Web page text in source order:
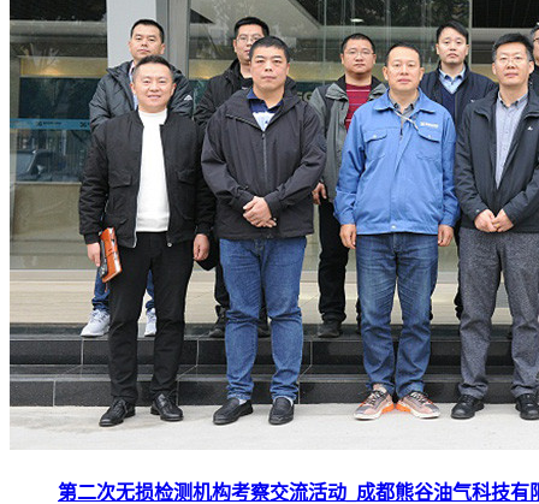
第二次无损检测机构考察交流活动_成都熊谷油气科技有